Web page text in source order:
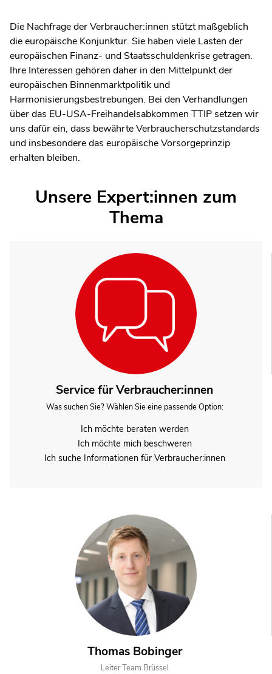
Die Nachfrage der Verbraucher:innen stützt maßgeblich
die europäische Konjunktur. Sie haben viele Lasten der
europäischen Finanz- und Staatsschuldenkrise getragen.
Ihre Interessen gehören daher in den Mittelpunkt der
europäischen Binnenmarktpolitik und
Harmonisierungsbestrebungen. Bei den Verhandlungen
über das EU-USA-Freihandelsabkommen TTIP setzen wir
uns dafür ein, dass bewährte Verbraucherschutzstandards
und insbesondere das europäische Vorsorgeprinzip
erhalten bleiben.
Unsere Expert:innen zum
Thema
Service für Verbraucher:innen
Was suchen Sie? Wählen Sie eine passende Option:
Ich möchte beraten werden
Ich möchte mich beschweren
Ich suche Informationen für Verbraucher:innen
Thomas Bobinger
Leiter Team Brüssel